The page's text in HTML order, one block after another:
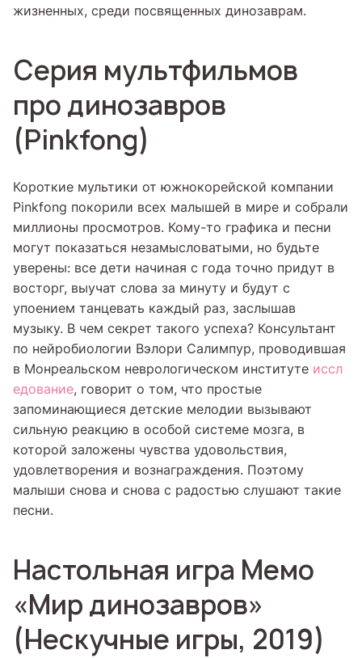
жизненных, среди посвященных динозаврам.
Серия мультфильмов
про динозавров
(Pinkfong)
Короткие мультики от южнокорейской компании
Pinkfong покорили всех малышей в мире и собрали
миллионы просмотров. Кому-то графика и песни
могут показаться незамысловатыми, но будьте
уверены: все дети начиная с года точно придут в
восторг, выучат слова за минуту и будут с
упоением танцевать каждый раз, заслышав
музыку. В чем секрет такого успеха? Консультант
по нейробиологии Вэлори Салимпур, проводившая
в Монреальском неврологическом институте иссл
едование, говорит о том, что простые
запоминающиеся детские мелодии вызывают
сильную реакцию в особой системе мозга, в
которой заложены чувства удовольствия,
удовлетворения и вознаграждения. Поэтому
малыши снова и снова с радостью слушают такие
песни.
Настольная игра Мемо
«Мир динозавров»
(Нескучные игры, 2019)